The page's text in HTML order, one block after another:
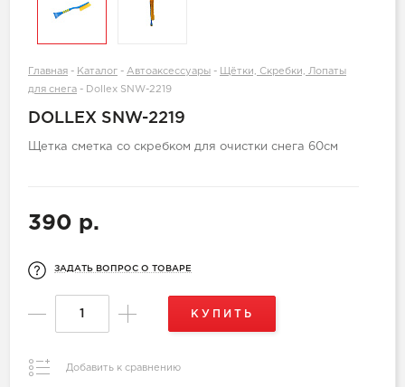
Главная - Каталог - Автоаксессуары - Щётки, Скребки, Лопаты
для снега - Dollex SNW-2219
DOLLEX SNW-2219
Щетка сметка со скребком для очистки снега 60см
390 р.
ЗАДАТЬ ВОПРОС О ТОВАРЕ
КУПИТЬ
Добавить к сравнению